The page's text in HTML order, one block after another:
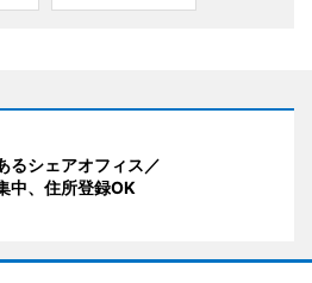
るシェアオフィス／
中、住所登録OK